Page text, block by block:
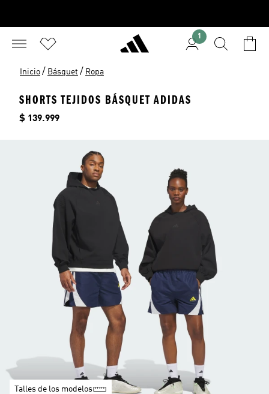
1
Inicio / Básquet / Ropa
SHORTS TEJIDOS BÁSQUET ADIDAS
Precio
$ 139.999
Talles de los modelos